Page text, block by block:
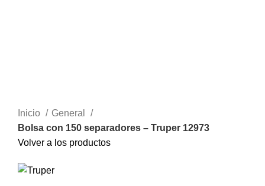
Inicio
General
Bolsa con 150 separadores – Truper 12973
Volver a los productos